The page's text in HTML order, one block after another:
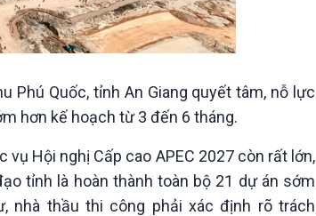
Phú Quốc, tỉnh An Giang quyết tâm, nỗ lực
hơn kế hoạch từ 3 đến 6 tháng.
Hội nghị Cấp cao APEC 2027 còn rất lớn,
tỉnh là hoàn thành toàn bộ 21 dự án sớm
nhà thầu thi công phải xác định rõ trách